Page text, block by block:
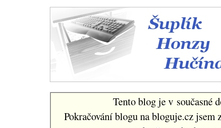
Tento blog je v současné
Pokračování blogu na bloguje.cz jsem